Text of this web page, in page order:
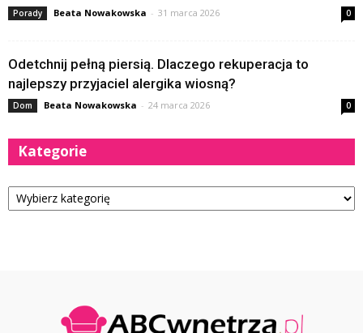
Porady Beata Nowakowska - 31 marca 2026 0
Odetchnij pełną piersią. Dlaczego rekuperacja to
najlepszy przyjaciel alergika wiosną?
Dom Beata Nowakowska - 24 marca 2026 0
Kategorie
Kategorie